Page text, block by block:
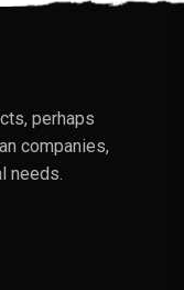
perhaps
companies,
needs.